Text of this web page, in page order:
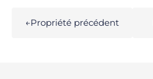
←Propriété précédent